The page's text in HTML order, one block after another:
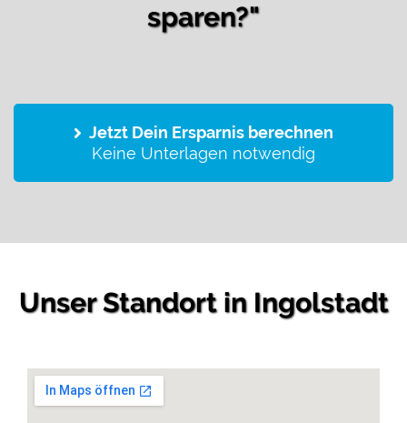
sparen?"
Jetzt Dein Ersparnis berechnen
Keine Unterlagen notwendig
Unser Standort in Ingolstadt